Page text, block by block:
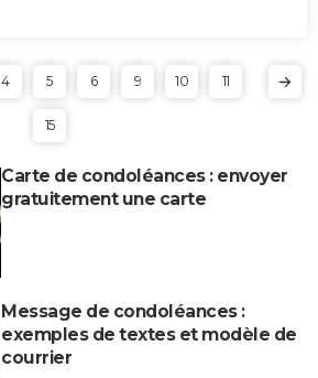
4 5 6 9 10 11
15
Carte de condoléances : envoyer
gratuitement une carte
Message de condoléances :
exemples de textes et modèle de
courrier